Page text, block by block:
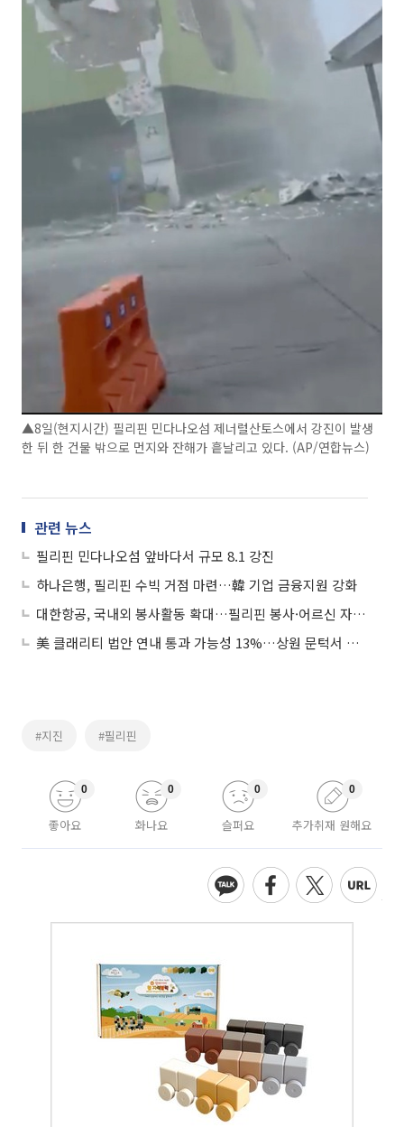
▲8일(현지시간) 필리핀 민다나오섬 제너럴산토스에서 강진이 발생
한 뒤 한 건물 밖으로 먼지와 잔해가 흩날리고 있다. (AP/연합뉴스)
관련 뉴스
필리핀 민다나오섬 앞바다서 규모 8.1 강진
하나은행, 필리핀 수빅 거점 마련…韓 기업 금융지원 강화
대한항공, 국내외 봉사활동 확대…필리핀 봉사·어르신 자선공연 진행
美 클래리티 법안 연내 통과 가능성 13%…상원 문턱서 제동
#지진 #필리핀
좋아요
0
화나요
0
슬퍼요
0
추가취재 원해요
0